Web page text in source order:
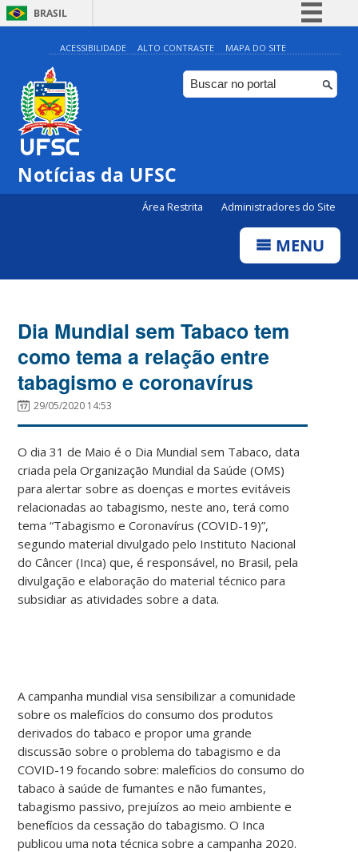
BRASIL
Simplifique!
Comunica BR
Participe
ACESSIBILIDADE ALTO CONTRASTE MAPA DO SITE
Notícias da UFSC
Área Restrita Administradores do Site
MENU
Dia Mundial sem Tabaco tem
como tema a relação entre
tabagismo e coronavírus
29/05/2020 14:53
O dia 31 de Maio é o Dia Mundial sem Tabaco, data
criada pela Organização Mundial da Saúde (OMS)
para alertar sobre as doenças e mortes evitáveis
relacionadas ao tabagismo, neste ano, terá como
tema “Tabagismo e Coronavírus (COVID-19)”,
segundo material divulgado pelo Instituto Nacional
do Câncer (Inca) que, é responsável, no Brasil, pela
divulgação e elaboração do material técnico para
subsidiar as atividades sobre a data.
A campanha mundial visa sensibilizar a comunidade
sobre os malefícios do consumo dos produtos
derivados do tabaco e propor uma grande
discussão sobre o problema do tabagismo e da
COVID-19 focando sobre: malefícios do consumo do
tabaco à saúde de fumantes e não fumantes,
tabagismo passivo, prejuízos ao meio ambiente e
benefícios da cessação do tabagismo. O Inca
publicou uma nota técnica sobre a campanha 2020.